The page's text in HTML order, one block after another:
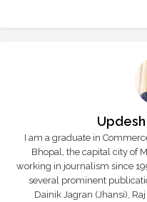
I am a graduate in
Bhopal, the capital city of
working in journalism since
several prominent
Dainik Jagran (Jhansi),